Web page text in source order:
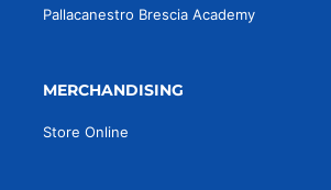
Pallacanestro Brescia Academy
MERCHANDISING
Store Online